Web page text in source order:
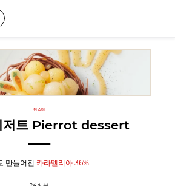
le meilleur du chocolat
이스터
저트 Pierrot dessert
만들어진카라멜리아 36%